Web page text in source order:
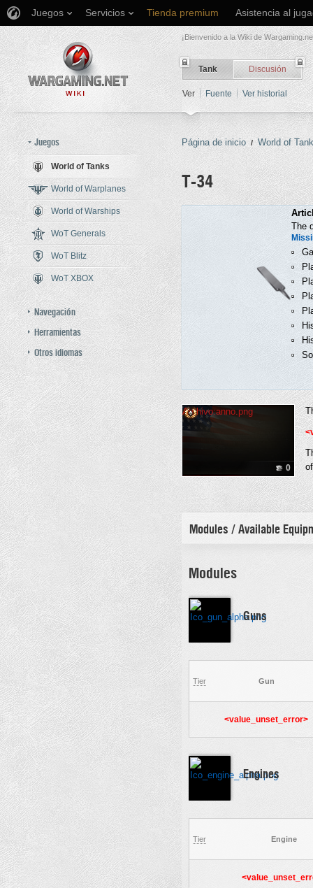
Juegos Servicios Tienda premium Asistencia al
¡Bienvenido a la Wiki de
Tank Discusión
Ver Fuente Ver historial
Juegos
World of Tanks
World of Warplanes
World of Warships
WoT Generals
WoT Blitz
WoT XBOX
Navegación
Herramientas
Otros idiomas
Página de inicio / World of
T-34
buscar
The
Archivo:anno.png
0
Modules / Available
Modules
Guns
Tier Gun
<value_unset_error>
Engines
Tier Engine